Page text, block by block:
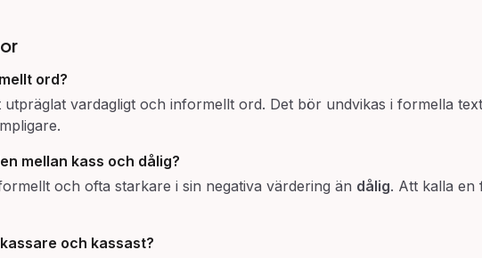
ord?
utpräglat vardagligt och informellt ord. Det bör undvikas i formella
mellan kass och dålig?
och ofta starkare i sin negativa värdering än dålig. Att kalla en
kassare och kassast?